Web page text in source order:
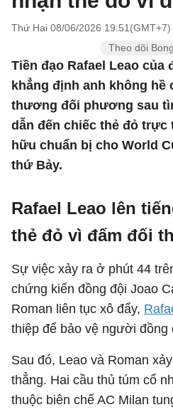
Thứ Hai 08/06/2026 19:51(GMT+7)
Theo dõi
Tiền đạo Rafael Leao của
khẳng định anh không hề
thương đối phương sau
dẫn đến chiếc thẻ đỏ trực
hữu chuẩn bị cho World
thứ Bảy.
Rafael Leao lên
thẻ đỏ vì đấm đối
Sự việc xảy ra ở phút 44
chứng kiến đồng đội Joao
Roman liên tục xô đẩy,
thiệp để bảo vệ người đồng
Sau đó, Leao và Roman
thẳng. Hai cầu thủ túm cổ
thuộc biên chế AC Milan